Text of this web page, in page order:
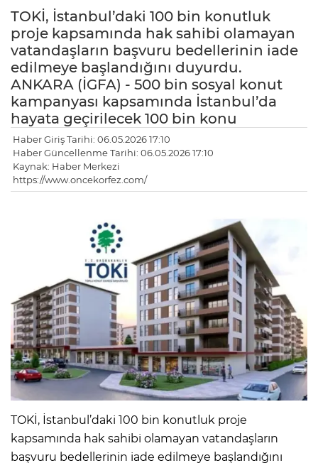
TOKİ, İstanbul’daki 100 bin konutluk
proje kapsamında hak sahibi olamayan
vatandaşların başvuru bedellerinin iade
edilmeye başlandığını duyurdu.
ANKARA (İGFA) - 500 bin sosyal konut
kampanyası kapsamında İstanbul’da
hayata geçirilecek 100 bin konu
Haber Giriş Tarihi: 06.05.2026 17:10
Haber Güncellenme Tarihi: 06.05.2026 17:10
Kaynak: Haber Merkezi
https://www.oncekorfez.com/
TOKİ, İstanbul’daki 100 bin konutluk proje
kapsamında hak sahibi olamayan vatandaşların
başvuru bedellerinin iade edilmeye başlandığını